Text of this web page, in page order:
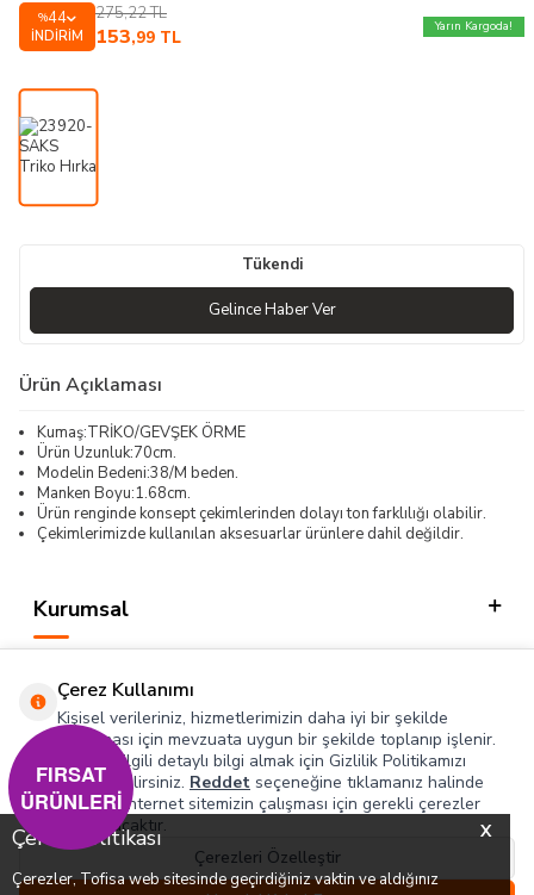
X
Çerez Politikası
Çerezler, Tofisa web sitesinde geçirdiğiniz vaktin ve aldığınız
0
%44
İNDIRIM
275,22TL
153,99 TL
Yarın Kargoda!
Tükendi
Gelince Haber Ver
Ürün Açıklaması
Kumaş:TRİKO/GEVŞEK ÖRME
Ürün Uzunluk:70cm.
Modelin Bedeni:38/M beden.
Manken Boyu:1.68cm.
Ürün renginde konsept çekimlerinden dolayı ton farklılığı olabilir.
Çekimlerimizde kullanılan aksesuarlar ürünlere dahil değildir.
Kurumsal
Hızlı Erişim
Sosyal
Adres & İletişim
Çerez Kullanımı
Kişisel verileriniz, hizmetlerimizin daha iyi bir şekilde
sunulması için mevzuata uygun bir şekilde toplanıp işlenir.
Konuyla ilgili detaylı bilgi almak için Gizlilik Politikamızı
inceleyebilirsiniz. Reddet seçeneğine tıklamanız halinde
yalnızca internet sitemizin çalışması için gerekli çerezler
kullanılacaktır.
Çerezleri Özelleştir
FIRSAT
ÜRÜNLERİ